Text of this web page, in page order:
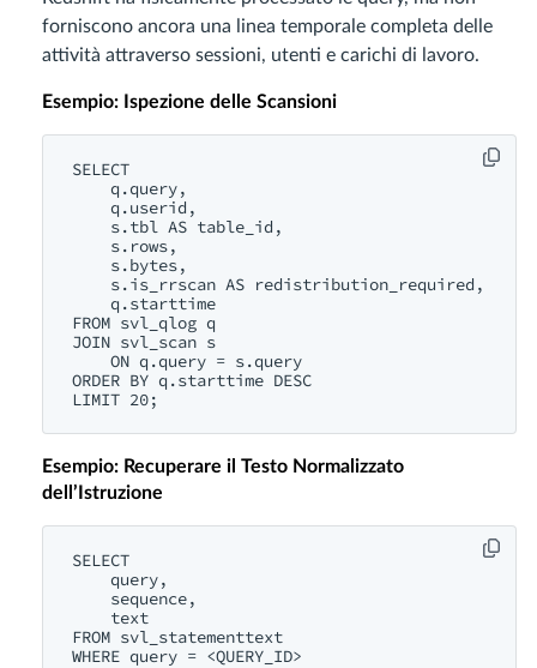
forniscono ancora una linea temporale completa delle
attività attraverso sessioni, utenti e carichi di lavoro.
Esempio: Ispezione delle Scansioni
SELECT
    q.query,
    q.userid,
    s.tbl AS table_id,
    s.rows,
    s.bytes,
    s.is_rrscan AS redistribution_required,
    q.starttime
FROM svl_qlog q
JOIN svl_scan s
    ON q.query = s.query
ORDER BY q.starttime DESC
Esempio: Recuperare il Testo Normalizzato
dell’Istruzione
SELECT
    query,
    sequence,
    text
FROM svl_statementtext
WHERE query = <QUERY_ID>